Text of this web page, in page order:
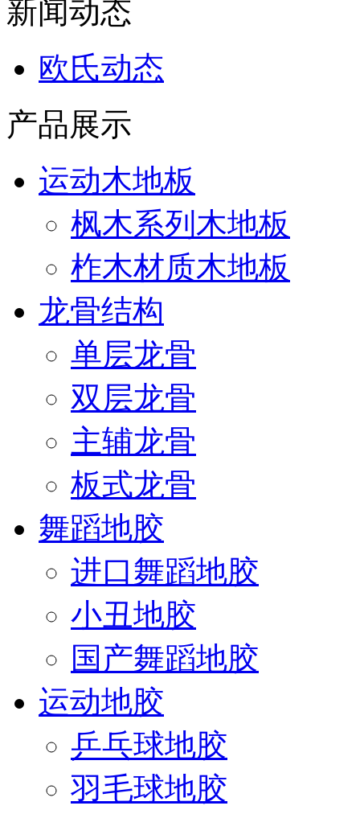
新闻动态
欧氏动态
产品展示
运动木地板
枫木系列木地板
柞木材质木地板
龙骨结构
单层龙骨
双层龙骨
主辅龙骨
板式龙骨
舞蹈地胶
进口舞蹈地胶
小丑地胶
国产舞蹈地胶
运动地胶
乒乓球地胶
羽毛球地胶